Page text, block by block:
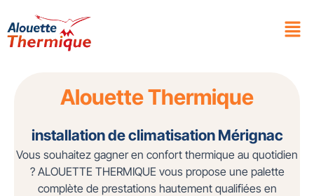
Alouette Thermique
installation de climatisation Mérignac
Vous souhaitez gagner en confort thermique au quotidien
? ALOUETTE THERMIQUE vous propose une palette
complète de prestations hautement qualifiées en